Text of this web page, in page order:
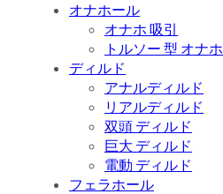
オナホール
オナホ 吸引
トルソー 型 オナホ
ディルド
アナルディルド
リアルディルド
双頭 ディルド
巨大 ディルド
電動 ディルド
フェラホール